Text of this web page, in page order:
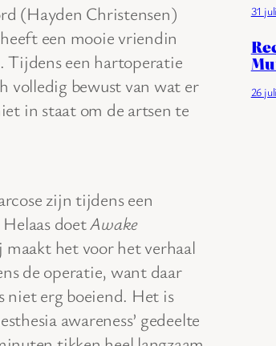
(Hayden Christensen)
een mooie vriendin
Tijdens een hartoperatie
volledig bewust van wat er
in staat om de artsen te
zijn tijdens een
doetAwake
het voor het verhaal
de operatie, want daar
niet erg boeiend. Het is
awareness’ gedeelte
31
26